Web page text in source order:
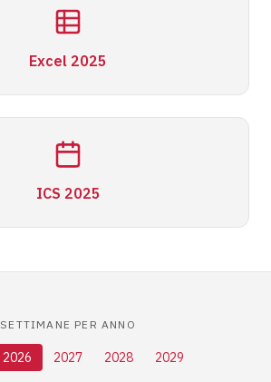
Excel 2025
ICS 2025
SETTIMANE PER ANNO
2026 2027 2028 2029